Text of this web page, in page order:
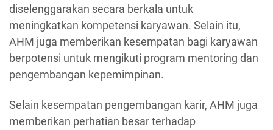
diselenggarakan secara berkala untuk
meningkatkan kompetensi karyawan. Selain itu,
AHM juga memberikan kesempatan bagi karyawan
berpotensi untuk mengikuti program mentoring dan
pengembangan kepemimpinan.
Selain kesempatan pengembangan karir, AHM juga
memberikan perhatian besar terhadap